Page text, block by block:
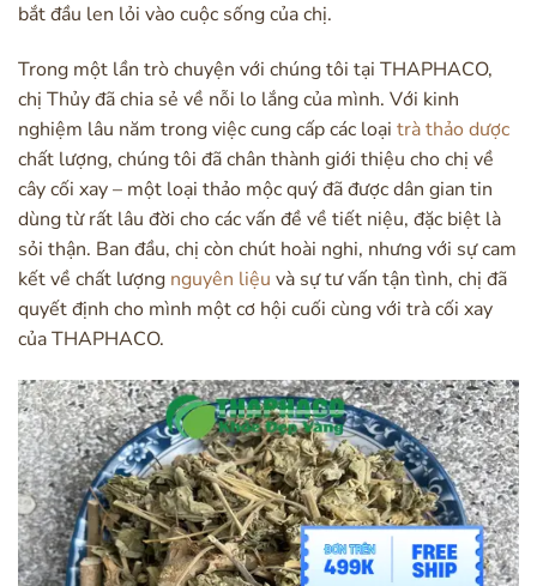
bắt đầu len lỏi vào cuộc sống của chị.
Trong một lần trò chuyện với chúng tôi tại THAPHACO,
chị Thủy đã chia sẻ về nỗi lo lắng của mình. Với kinh
nghiệm lâu năm trong việc cung cấp các loại trà thảo dược
chất lượng, chúng tôi đã chân thành giới thiệu cho chị về
cây cối xay – một loại thảo mộc quý đã được dân gian tin
dùng từ rất lâu đời cho các vấn đề về tiết niệu, đặc biệt là
sỏi thận. Ban đầu, chị còn chút hoài nghi, nhưng với sự cam
kết về chất lượng nguyên liệu và sự tư vấn tận tình, chị đã
quyết định cho mình một cơ hội cuối cùng với trà cối xay
của THAPHACO.